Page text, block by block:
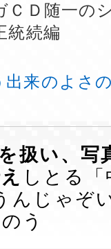
ＣＤ随一の
統続編
扱い、写
しとる
んじゃぞ
のう